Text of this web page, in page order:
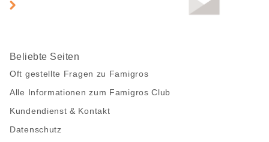
Beliebte Seiten
Oft gestellte Fragen zu Famigros
Alle Informationen zum Famigros Club
Kundendienst & Kontakt
Datenschutz